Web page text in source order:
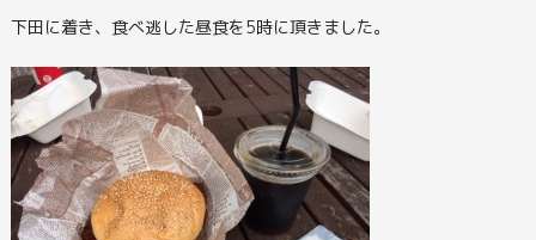
下田に着き、食べ逃した昼食を5時に頂きました。